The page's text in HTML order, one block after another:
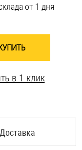
от 1 дня
в 1 клик
Доставка